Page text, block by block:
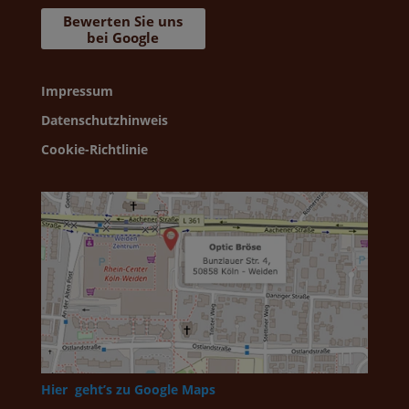
Bewerten Sie uns
bei Google
Impressum
Datenschutzhinweis
Cookie-Richtlinie
Hier geht’s zu Google Maps